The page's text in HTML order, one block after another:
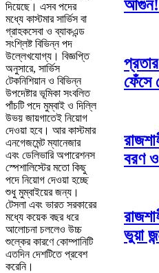
দিয়েছে। এসব পদের
মধ্যে কাস্টমার সার্ভিস বা
গ্রাহকসেবা ও ব্যাকএন্ড
সংশ্লিষ্ট বিভিন্ন পদ
উল্লেখযোগ্য। বিজ্ঞপ্তি
অনুসারে, সার্ভিস
টেকনিশিয়ান ও বিভিন্ন
উপদেষ্টার ভূমিকা সংবলিত
পাঁচটি পদে মুম্বাই ও দিল্লি
উভয় জায়গাতেই নিয়োগ
দেওয়া হবে। আর কাস্টমার
এনগেজমেন্ট ম্যানেজার
এবং ডেলিভারি অপারেশনস
স্পেশালিস্টের মতো কিছু
পদে নিয়োগ দেওয়া হচ্ছে
শুধু মুম্বাইয়ের জন্য।
টেসলা এবং ভারত সরকারের
মধ্যে কয়েক বছর ধরে
আলোচনা চললেও উচ্চ
শুল্কের কারণে কোম্পানিটি
এতদিন দেশটিতে প্রবেশ
করেনি।
আগুন!
ফেঁসে
বরণ ও
ভুয়া